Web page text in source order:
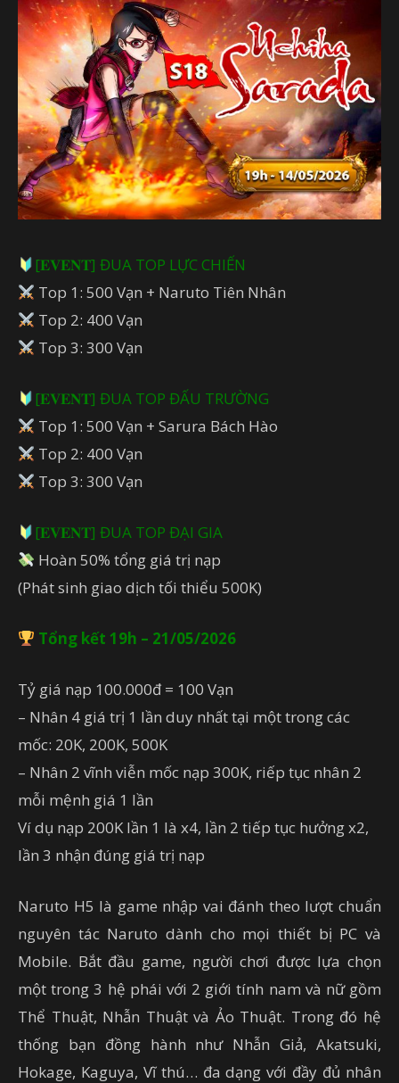
[𝐄𝐕𝐄𝐍𝐓] ĐUA TOP LỰC CHIẾN
Top 1: 500 Vạn + Naruto Tiên Nhân
Top 2: 400 Vạn
Top 3: 300 Vạn
[𝐄𝐕𝐄𝐍𝐓] ĐUA TOP ĐẤU TRƯỜNG
Top 1: 500 Vạn + Sarura Bách Hào
Top 2: 400 Vạn
Top 3: 300 Vạn
[𝐄𝐕𝐄𝐍𝐓] ĐUA TOP ĐẠI GIA
Hoàn 50% tổng giá trị nạp
(Phát sinh giao dịch tối thiểu 500K)
Tổng kết 19h – 21/05/2026
Tỷ giá nạp 100.000đ = 100 Vạn
– Nhân 4 giá trị 1 lần duy nhất tại một trong các
mốc: 20K, 200K, 500K
– Nhân 2 vĩnh viễn mốc nạp 300K, riếp tục nhân 2
mỗi mệnh giá 1 lần
Ví dụ nạp 200K lần 1 là x4, lần 2 tiếp tục hưởng x2,
lần 3 nhận đúng giá trị nạp
Naruto H5 là game nhập vai đánh theo lượt chuẩn
nguyên tác Naruto dành cho mọi thiết bị PC và
Mobile. Bắt đầu game, người chơi được lựa chọn
một trong 3 hệ phái với 2 giới tính nam và nữ gồm
Thể Thuật, Nhẫn Thuật và Ảo Thuật. Trong đó hệ
thống bạn đồng hành như Nhẫn Giả, Akatsuki,
Hokage, Kaguya, Vĩ thú… đa dạng với đầy đủ nhân